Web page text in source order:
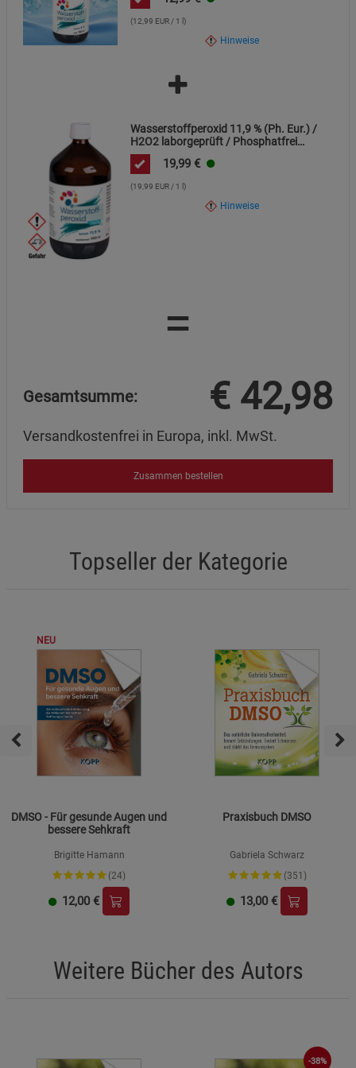
(12,99 EUR / 1 l)
Hinweise
Wasserstoffperoxid 11,9 % (Ph. Eur.) /
H2O2 laborgeprüft / Phosphatfrei
stabilisiert
19,99 €
(19,99 EUR / 1 l)
Hinweise
=
Gesamtsumme: € 42,98
Versandkostenfrei in Europa, inkl. MwSt.
Zusammen bestellen
Topseller der Kategorie
NEU
DMSO - Für gesunde Augen und
bessere Sehkraft
Brigitte Hamann
(24)
12,00 €
Praxisbuch DMSO
Gabriela Schwarz
(351)
13,00 €
Weitere Bücher des Autors
-38%